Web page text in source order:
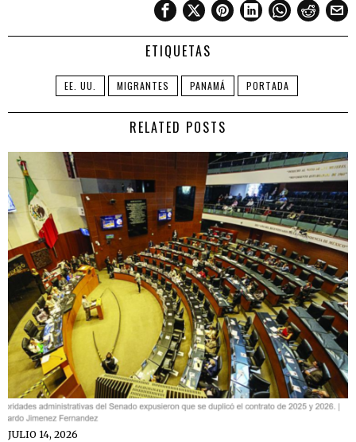
ETIQUETAS
EE. UU. MIGRANTES PANAMÁ PORTADA
RELATED POSTS
JULIO 14, 2026